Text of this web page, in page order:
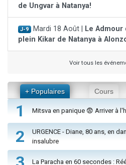
de Ungvar à Natanya!
J-9 Mardi 18 Août |
Le
plein Kikar de Natanya à
Voir tous les
+ Populaires Cours
1 Mitsva en panique 😨 Arriver à
2
URGENCE - Diane, 80 ans, en
insalubre
La Paracha en 60 secondes :